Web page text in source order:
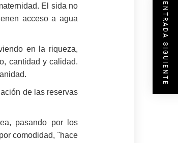
El sida no
acceso a agua
en la riqueza,
cantidad y calidad.
de las reservas
pasando por los
comodidad, ¨hace
ENTRADA SIGUIENTE